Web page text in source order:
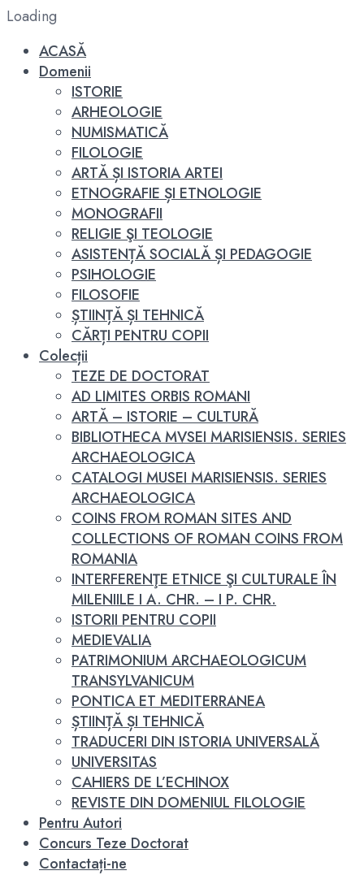
Loading
ACASĂ
Domenii
ISTORIE
ARHEOLOGIE
NUMISMATICĂ
FILOLOGIE
ARTĂ ȘI ISTORIA ARTEI
ETNOGRAFIE ȘI ETNOLOGIE
MONOGRAFII
RELIGIE ŞI TEOLOGIE
ASISTENȚĂ SOCIALĂ ȘI PEDAGOGIE
PSIHOLOGIE
FILOSOFIE
ȘTIINȚĂ ȘI TEHNICĂ
CĂRȚI PENTRU COPII
Colecții
TEZE DE DOCTORAT
AD LIMITES ORBIS ROMANI
ARTĂ – ISTORIE – CULTURĂ
BIBLIOTHECA MVSEI MARISIENSIS. SERIES
ARCHAEOLOGICA
CATALOGI MUSEI MARISIENSIS. SERIES
ARCHAEOLOGICA
COINS FROM ROMAN SITES AND
COLLECTIONS OF ROMAN COINS FROM
ROMANIA
INTERFERENŢE ETNICE ŞI CULTURALE ÎN
MILENIILE I A. CHR. – I P. CHR.
ISTORII PENTRU COPII
MEDIEVALIA
PATRIMONIUM ARCHAEOLOGICUM
TRANSYLVANICUM
PONTICA ET MEDITERRANEA
ȘTIINȚĂ ȘI TEHNICĂ
TRADUCERI DIN ISTORIA UNIVERSALĂ
UNIVERSITAS
CAHIERS DE L’ECHINOX
REVISTE DIN DOMENIUL FILOLOGIE
Pentru Autori
Concurs Teze Doctorat
Contactați-ne